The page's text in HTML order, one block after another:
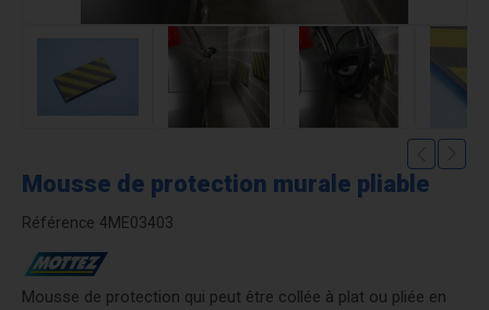
Mousse de protection murale pliable
Référence 4ME03403
Mousse de protection qui peut être collée à plat ou pliée en